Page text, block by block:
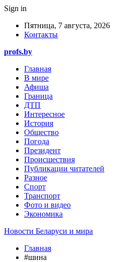
Sign in
Пятница, 7 августа, 2026
Контакты
profs.by
Главная
В мире
Афиша
Граница
ДТП
Интересное
История
Общество
Погода
Президент
Происшествия
Публикации читателей
Разное
Спорт
Транспорт
Фото и видео
Экономика
Новости Беларуси и мира
Главная
#шина